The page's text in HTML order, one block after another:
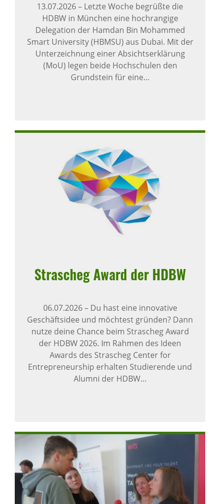
13.07.2026– Letzte Woche begrüßte die
HDBW in München eine hochrangige
Delegation der Hamdan Bin Mohammed
Smart University (HBMSU) aus Dubai. Mit der
Unterzeichnung einer Absichtserklärung
(MoU) legen beide Hochschulen den
Grundstein für eine…
Stra­scheg Award der HDBW
06.07.2026–Du hast eine innovative
Geschäftsidee und möchtest gründen? Dann
nutze deine Chance beim Strascheg Award
der HDBW 2026. Im Rahmen des Ideen
Awards des Strascheg Center for
Entrepreneurship erhalten Studierende und
Alumni der HDBW…